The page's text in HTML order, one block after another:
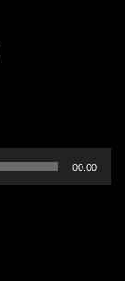
00:00